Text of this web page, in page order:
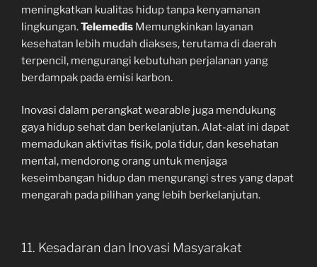
meningkatkan kualitas hidup tanpa kenyamanan
lingkungan.Telemedis Memungkinkan layanan
kesehatan lebih mudah diakses, terutama di daerah
terpencil, mengurangi kebutuhan perjalanan yang
berdampak pada emisi karbon.
Inovasi dalam perangkat wearable juga mendukung
gaya hidup sehat dan berkelanjutan. Alat-alat ini dapat
memadukan aktivitas fisik, pola tidur, dan kesehatan
mental, mendorong orang untuk menjaga
keseimbangan hidup dan mengurangi stres yang dapat
mengarah pada pilihan yang lebih berkelanjutan.
11. Kesadaran dan Inovasi Masyarakat